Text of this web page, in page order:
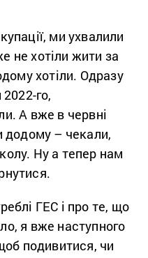
ми ухвалили
не хотіли жити за
хотіли. Одразу
2022-го,
А вже в червні
додому – чекали,
Ну а тепер нам
ГЕС і про те, що
я вже наступного
подивитися, чи